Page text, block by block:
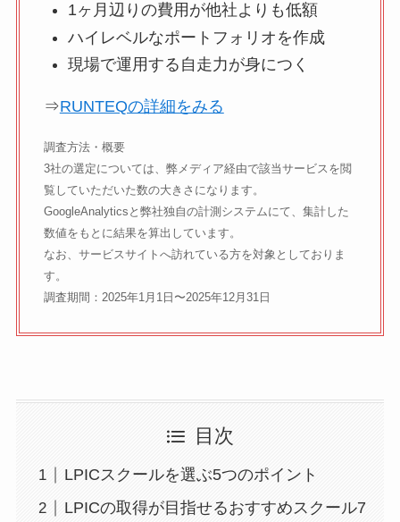
1ヶ月辺りの費用が他社よりも低額
ハイレベルなポートフォリオを作成
現場で運用する自走力が身につく
⇒RUNTEQの詳細をみる
調査方法・概要
3社の選定については、弊メディア経由で該当サービスを閲
覧していただいた数の大きさになります。
GoogleAnalyticsと弊社独自の計測システムにて、集計した
数値をもとに結果を算出しています。
なお、サービスサイトへ訪れている方を対象としておりま
す。
調査期間：2025年1月1日〜2025年12月31日
目次
LPICスクールを選ぶ5つのポイント
LPICの取得が目指せるおすすめスクール7